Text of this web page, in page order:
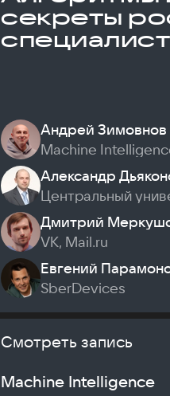
секреты
Андрей Зимовнов
Machine
Александр
Центральный
Дмитрий
VK, Mail.ru
Евгений
SberDevices
Смотреть запись
Machine Intelligence